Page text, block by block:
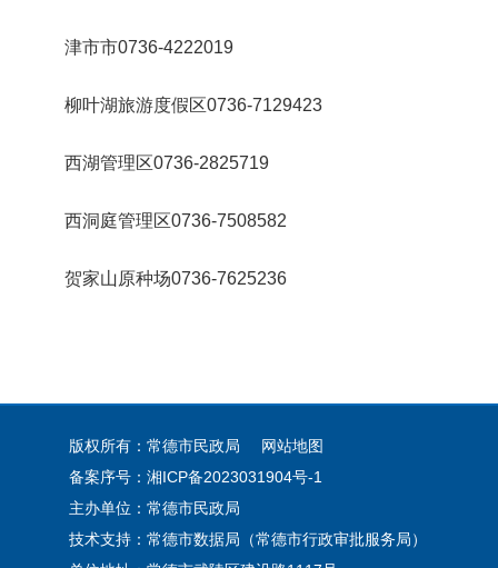
津市市0736-4222019
柳叶湖旅游度假区0736-7129423
西湖管理区0736-2825719
西洞庭管理区0736-7508582
贺家山原种场0736-7625236
版权所有：常德市民政局
网站地图
备案序号： 湘ICP备2023031904号-1
主办单位：常德市民政局
技术支持：常德市数据局（常德市行政审批服务局）